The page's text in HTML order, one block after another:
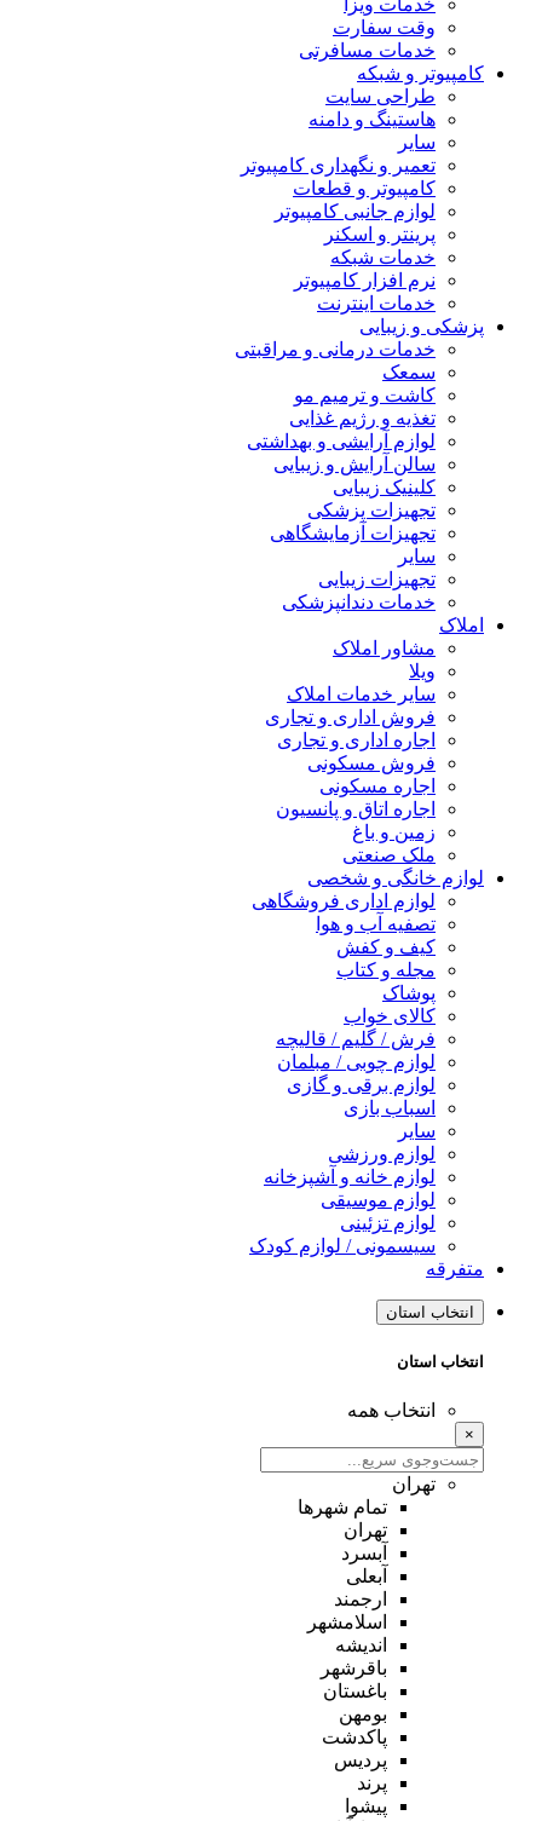
خدمات ویزا
وقت سفارت
خدمات مسافرتی
کامپیوتر و شبکه
طراحی سایت
هاستینگ و دامنه
سایر
تعمیر و نگهداری کامپیوتر
کامپیوتر و قطعات
لوازم جانبی کامپیوتر
پرینتر و اسکنر
خدمات شبکه
نرم افزار کامپیوتر
خدمات اینترنت
پزشکی و زیبایی
خدمات درمانی و مراقبتی
سمعک
کاشت و ترمیم مو
تغذیه و رژیم غذایی
لوازم آرایشی و بهداشتی
سالن آرایش و زیبایی
کلینیک زیبایی
تجهیزات پزشکی
تجهیزات آزمایشگاهی
سایر
تجهیزات زیبایی
خدمات دندانپزشکی
املاک
مشاور املاک
ویلا
سایر خدمات املاک
فروش اداری و تجاری
اجاره اداری و تجاری
فروش مسکونی
اجاره مسکونی
اجاره اتاق و پانسیون
زمین و باغ
ملک صنعتی
لوازم خانگی و شخصی
لوازم اداری فروشگاهی
تصفیه آب و هوا
کیف و کفش
مجله و کتاب
پوشاک
کالای خواب
فرش / گلیم / قالیچه
لوازم چوبی / مبلمان
لوازم برقی و گازی
اسباب بازی
سایر
لوازم ورزشی
لوازم خانه و آشپزخانه
لوازم موسیقی
لوازم تزئینی
سیسمونی / لوازم کودک
متفرقه
انتخاب استان
انتخاب استان
انتخاب همه
×
تهران
تمام شهر‌ها
تهران
آبسرد
آبعلی
ارجمند
اسلامشهر
اندیشه
باقرشهر
باغستان
بومهن
پاکدشت
پردیس
پرند
پیشوا